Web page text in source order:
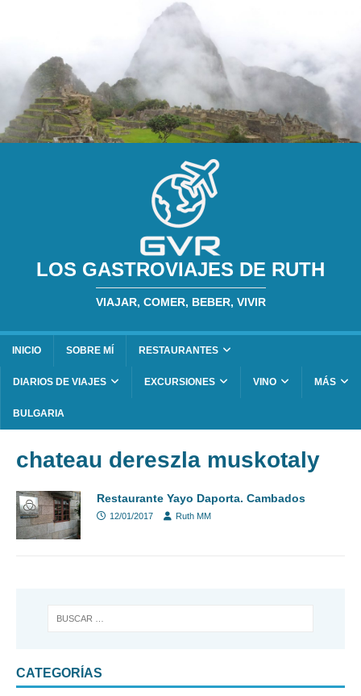
LOS GASTROVIAJES DE RUTH
VIAJAR, COMER, BEBER, VIVIR
INICIO SOBRE MÍ RESTAURANTES
DIARIOS DE VIAJES EXCURSIONES VINO MÁS
BULGARIA
chateau dereszla muskotaly
Restaurante Yayo Daporta. Cambados
12/01/2017 Ruth MM
CATEGORÍAS